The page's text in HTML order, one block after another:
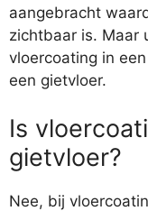
aangebracht
zichtbaar is. Maar
vloercoating in
een gietvloer.
Is
gietvloer?
Nee, bij